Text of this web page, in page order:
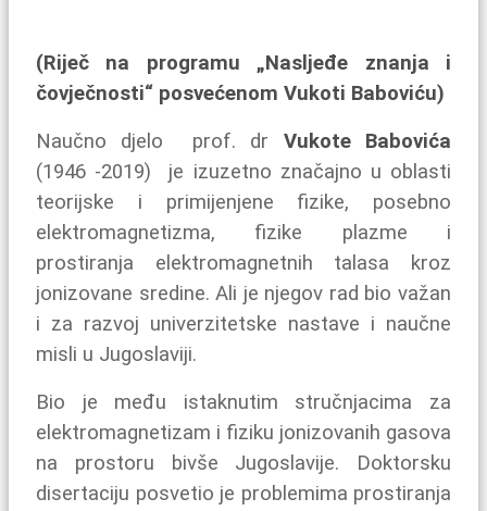
(Riječ na programu „Nasljeđe znanja i
čovječnosti“ posvećenom Vukoti Baboviću)
Naučno djelo prof. dr Vukote Babovića
(1946 -2019) je izuzetno značajno u oblasti
teorijske i primijenjene fizike, posebno
elektromagnetizma, fizike plazme i
prostiranja elektromagnetnih talasa kroz
jonizovane sredine. Ali je njegov rad bio važan
i za razvoj univerzitetske nastave i naučne
misli u Jugoslaviji.
Bio je među istaknutim stručnjacima za
elektromagnetizam i fiziku jonizovanih gasova
na prostoru bivše Jugoslavije. Doktorsku
disertaciju posvetio je problemima prostiranja